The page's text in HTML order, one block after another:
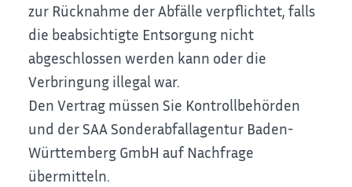
zur Rücknahme der Abfälle verpflichtet, falls
die beabsichtigte Entsorgung nicht
abgeschlossen werden kann oder die
Verbringung illegal war.
Den Vertrag müssen Sie Kontrollbehörden
und der SAA Sonderabfallagentur Baden-
Württemberg GmbH auf Nachfrage
übermitteln.